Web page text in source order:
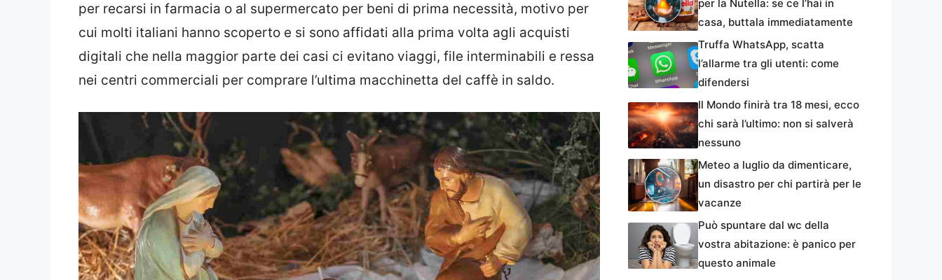
per recarsi in farmacia o al supermercato per beni di prima necessità, motivo per
cui molti italiani hanno scoperto e si sono affidati alla prima volta agli acquisti
digitali che nella maggior parte dei casi ci evitano viaggi, file interminabili e ressa
nei centri commerciali per comprare l’ultima macchinetta del caffè in saldo.
per la Nutella: se ce l’hai in
casa, buttala immediatamente
Truffa WhatsApp, scatta
l’allarme tra gli utenti: come
difendersi
Il Mondo finirà tra 18 mesi, ecco
chi sarà l’ultimo: non si salverà
nessuno
Meteo a luglio da dimenticare,
un disastro per chi partirà per le
vacanze
Può spuntare dal wc della
vostra abitazione: è panico per
questo animale